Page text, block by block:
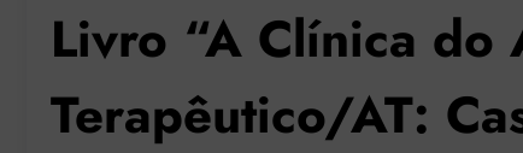
Livro “A Clínica do
Terapêutico/AT: